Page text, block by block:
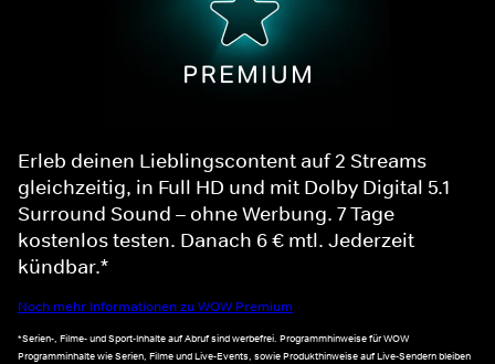
Erleb deinen Lieblingscontent auf 2 Streams
gleichzeitig, in Full HD und mit Dolby Digital 5.1
Surround Sound – ohne Werbung. 7 Tage
kostenlos testen. Danach 6 € mtl. Jederzeit
kündbar.*
Noch mehr Informationen zu WOW Premium
*Serien-, Filme- und Sport-Inhalte auf Abruf sind werbefrei. Programmhinweise für WOW
Programminhalte wie Serien, Filme und Live-Events, sowie Produkthinweise auf Live-Sendern bleiben